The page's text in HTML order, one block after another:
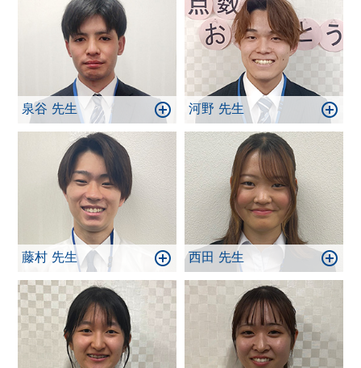
泉谷 先生 河野 先生
藤村 先生 西田 先生